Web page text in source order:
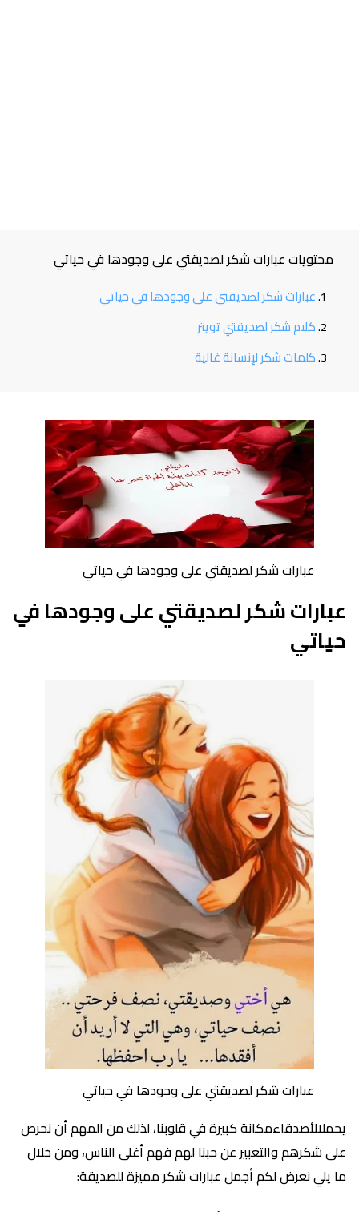
محتويات عبارات شكر لصديقتي على وجودها في حياتي
عبارات شكر لصديقتي على وجودها في حياتي
كلام شكر لصديقتي تويتر
كلمات شكر لإنسانة غالية
عبارات شكر لصديقتي على وجودها في حياتي
عبارات شكر لصديقتي على وجودها في
حياتي
عبارات شكر لصديقتي على وجودها في حياتي
يحملالأصدقاءمكانة كبيرة في قلوبنا، لذلك من المهم أن نحرص
على شكرهم والتعبير عن حبنا لهم فهم أغلى الناس، ومن خلال
ما يلي نعرض لكم أجمل عبارات شكر مميزة للصديقة: